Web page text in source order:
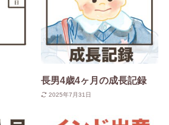
長男4歳4ヶ月の成長記録
2025年7月31日